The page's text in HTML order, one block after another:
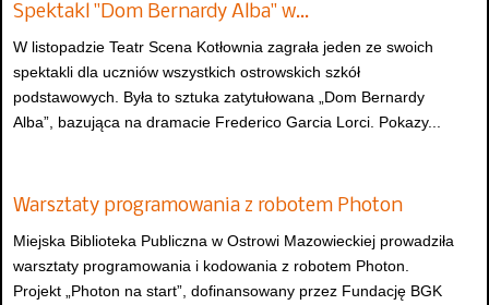
Spektakl "Dom Bernardy Alba" w…
W listopadzie Teatr Scena Kotłownia zagrała jeden ze swoich
spektakli dla uczniów wszystkich ostrowskich szkół
podstawowych. Była to sztuka zatytułowana „Dom Bernardy
Alba”, bazująca na dramacie Frederico Garcia Lorci. Pokazy...
Warsztaty programowania z robotem Photon
Miejska Biblioteka Publiczna w Ostrowi Mazowieckiej prowadziła
warsztaty programowania i kodowania z robotem Photon.
Projekt „Photon na start”, dofinansowany przez Fundację BGK